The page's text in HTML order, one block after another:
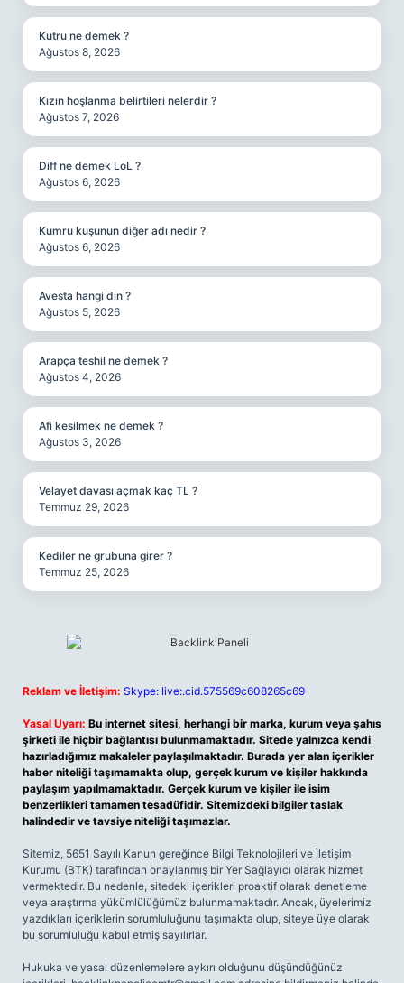
Kutru ne demek ?
Ağustos 8, 2026
Kızın hoşlanma belirtileri nelerdir ?
Ağustos 7, 2026
Diff ne demek LoL ?
Ağustos 6, 2026
Kumru kuşunun diğer adı nedir ?
Ağustos 6, 2026
Avesta hangi din ?
Ağustos 5, 2026
Arapça teshil ne demek ?
Ağustos 4, 2026
Afi kesilmek ne demek ?
Ağustos 3, 2026
Velayet davası açmak kaç TL ?
Temmuz 29, 2026
Kediler ne grubuna girer ?
Temmuz 25, 2026
Reklam ve İletişim: Skype: live:.cid.575569c608265c69
Yasal Uyarı: Bu internet sitesi, herhangi bir marka, kurum veya şahıs
şirketi ile hiçbir bağlantısı bulunmamaktadır. Sitede yalnızca kendi
hazırladığımız makaleler paylaşılmaktadır. Burada yer alan içerikler
haber niteliği taşımamakta olup, gerçek kurum ve kişiler hakkında
paylaşım yapılmamaktadır. Gerçek kurum ve kişiler ile isim
benzerlikleri tamamen tesadüfidir. Sitemizdeki bilgiler taslak
halindedir ve tavsiye niteliği taşımazlar.
Sitemiz, 5651 Sayılı Kanun gereğince Bilgi Teknolojileri ve İletişim
Kurumu (BTK) tarafından onaylanmış bir Yer Sağlayıcı olarak hizmet
vermektedir. Bu nedenle, sitedeki içerikleri proaktif olarak denetleme
veya araştırma yükümlülüğümüz bulunmamaktadır. Ancak, üyelerimiz
yazdıkları içeriklerin sorumluluğunu taşımakta olup, siteye üye olarak
bu sorumluluğu kabul etmiş sayılırlar.
Hukuka ve yasal düzenlemelere aykırı olduğunu düşündüğünüz